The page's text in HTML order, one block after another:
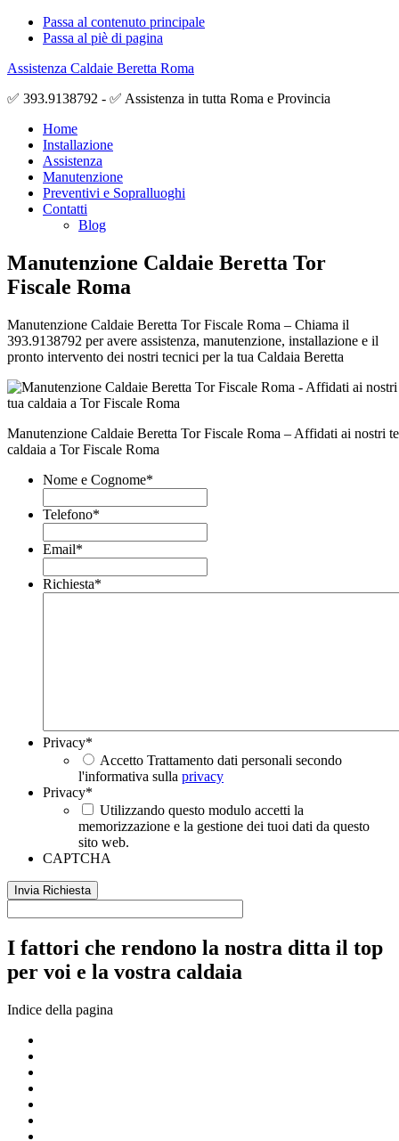
Passa al contenuto principale
Passa al piè di pagina
Assistenza Caldaie Beretta Roma
✅ 393.9138792 - ✅ Assistenza in tutta Roma e Provincia
Home
Installazione
Assistenza
Manutenzione
Preventivi e Sopralluoghi
Contatti
Blog
Manutenzione Caldaie Beretta Tor
Fiscale Roma
Manutenzione Caldaie Beretta Tor Fiscale Roma – Chiama il
393.9138792 per avere assistenza, manutenzione, installazione e il
pronto intervento dei nostri tecnici per la tua Caldaia Beretta
Manutenzione Caldaie Beretta Tor Fiscale Roma – Affidati ai nostri
caldaia a Tor Fiscale Roma
Nome e Cognome*
Telefono*
Email*
Richiesta*
Privacy*
Accetto Trattamento dati personali secondo
l'informativa sulla privacy
Privacy*
Utilizzando questo modulo accetti la
memorizzazione e la gestione dei tuoi dati da questo
sito web.
CAPTCHA
I fattori che rendono la nostra ditta il top
per voi e la vostra caldaia
Indice della pagina